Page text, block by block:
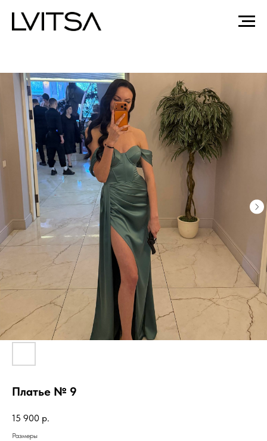
Платье № 9
15 900 р.
Размеры